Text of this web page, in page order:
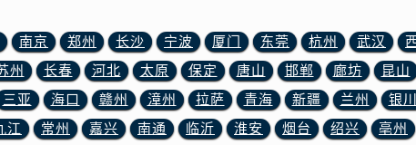
务中心（需提前预约）
服务中心（需提前预约）
服务中心（需提前预约）
服务中心（需提前预约）
服务中心（需提前预约）
南京 郑州 长沙 宁波 厦门 东莞 杭州 武汉
州 长春 河北 太原 保定 唐山 邯郸 廊坊
昆山
三亚 海口 赣州 漳州 拉萨 青海 新疆 兰州
银
江 常州 嘉兴 南通 临沂 淮安 烟台 绍兴
亳州